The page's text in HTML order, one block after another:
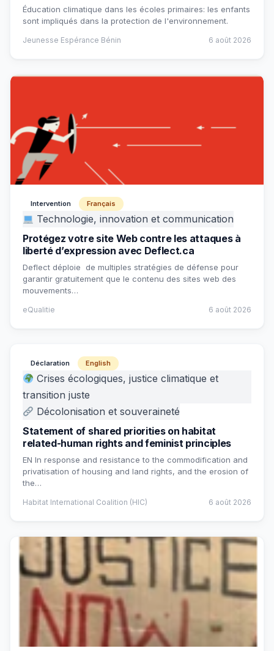
Éducation climatique dans les écoles primaires: les enfants
sont impliqués dans la protection de l'environnement.
Jeunesse Espérance Bénin 6 août 2026
Intervention Français
Technologie, innovation et communication
Protégez votre site Web contre les attaques à
liberté d’expression avec Deflect.ca
Deflect déploie de multiples stratégies de défense pour
garantir gratuitement que le contenu des sites web des
mouvements…
eQualitie 6 août 2026
Déclaration English
Crises écologiques, justice climatique et
transition juste
Décolonisation et souveraineté
Statement of shared priorities on habitat
related-human rights and feminist principles
EN In response and resistance to the commodification and
privatisation of housing and land rights, and the erosion of
the…
Habitat International Coalition (HIC) 6 août 2026